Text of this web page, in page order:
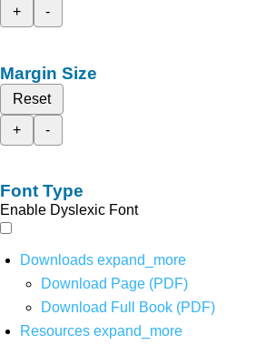
+
-
Margin Size
Reset
+
-
Font Type
Enable Dyslexic Font
Downloads expand_more
Download Page (PDF)
Download Full Book (PDF)
Resources expand_more